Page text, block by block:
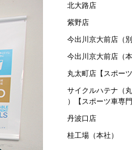
北大路店
紫野店
今出川京大前店（別
今出川京大前店（本
丸太町店【スポーツ
サイクルハテナ（
）【スポーツ車専門
丹波口店
桂工場（本社）